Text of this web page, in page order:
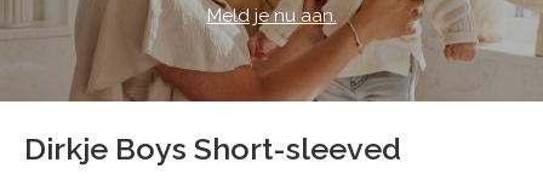
Meld je nu aan.
Dirkje Boys Short-sleeved